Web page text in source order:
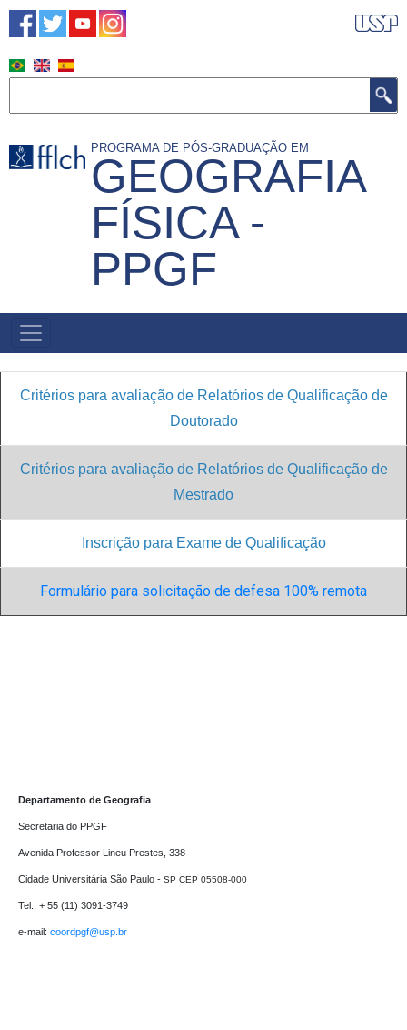
Pular
para
principal
PROGRAMA DE PÓS-GRADUAÇÃO EM
GEOGRAFIA
FÍSICA -
PPGF
NAVEGAÇÃO
PRINCIPAL
Critérios para avaliação de Relatórios de Qualificação de
Doutorado
Critérios para avaliação de Relatórios de Qualificação de
Mestrado
Inscrição para Exame de Qualificação
Formulário para solicitação de defesa 100% remota
Departamento de Geografia
Secretaria do PPGF
Avenida Professor Lineu Prestes, 338
Cidade Universitária São Paulo - SP CEP 05508-000
Tel.: + 55 (11) 3091-3749
e-mail: coordpgf@usp.br